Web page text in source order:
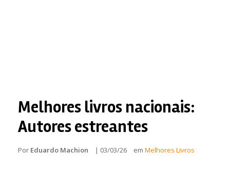
Melhores livros nacionais:
Autores estreantes
Por Eduardo Machion | 03/03/26 em Melhores Livros